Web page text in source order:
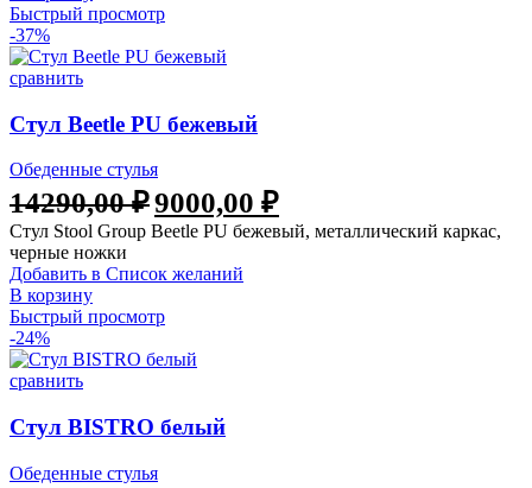
Быстрый просмотр
-37%
сравнить
Стул Beetle PU бежевый
Обеденные стулья
14290,00₽9000,00 ₽
Стул Stool Group Beetle PU бежевый, металлический каркас,
черные ножки
Добавить в Список желаний
В корзину
Быстрый просмотр
-24%
сравнить
Стул BISTRO белый
Обеденные стулья